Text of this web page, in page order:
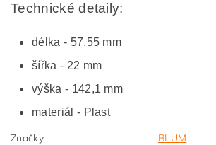
Technické detaily:
délka - 57,55 mm
šířka - 22 mm
výška - 142,1 mm
materiál - Plast
Značky
BLUM